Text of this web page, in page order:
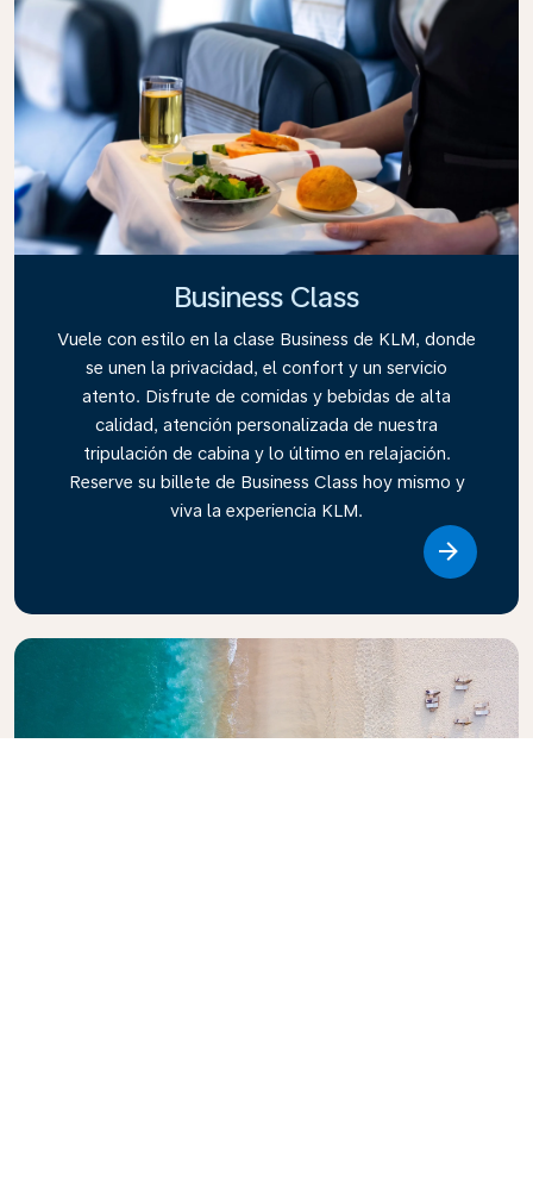
Business Class
Vuele con estilo en la clase Business de KLM, donde
se unen la privacidad, el confort y un servicio
atento. Disfrute de comidas y bebidas de alta
calidad, atención personalizada de nuestra
tripulación de cabina y lo último en relajación.
Reserve su billete de Business Class hoy mismo y
viva la experiencia KLM.